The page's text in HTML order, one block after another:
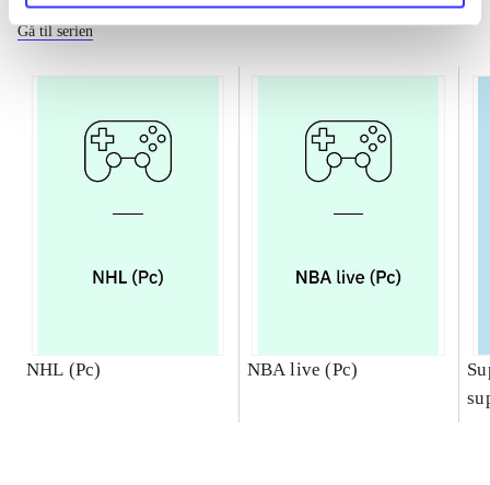
Gå til serien
NHL (Pc) NBA live (Pc)